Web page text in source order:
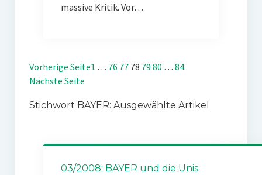
massive Kritik. Vor…
Vorherige Seite1 … 76 77 78 79 80 … 84
Nächste Seite
Stichwort BAYER: Ausgewählte Artikel
03/2008: BAYER und die Unis